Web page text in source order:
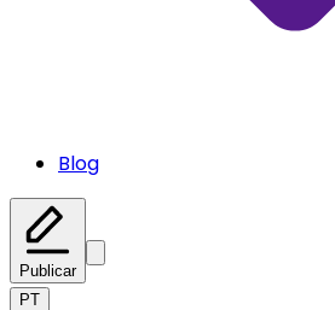
Blog
Publicar
PT